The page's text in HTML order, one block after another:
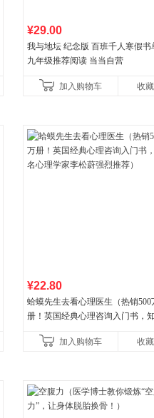
¥29.00
我与地坛 纪念版 百班千人寒假书
九年级推荐阅读 当当自营
加入购物车 收藏
¥22.80
蛤蟆先生去看心理医生（热销500
册！英国经典心理咨询入门书，
加入购物车
收藏